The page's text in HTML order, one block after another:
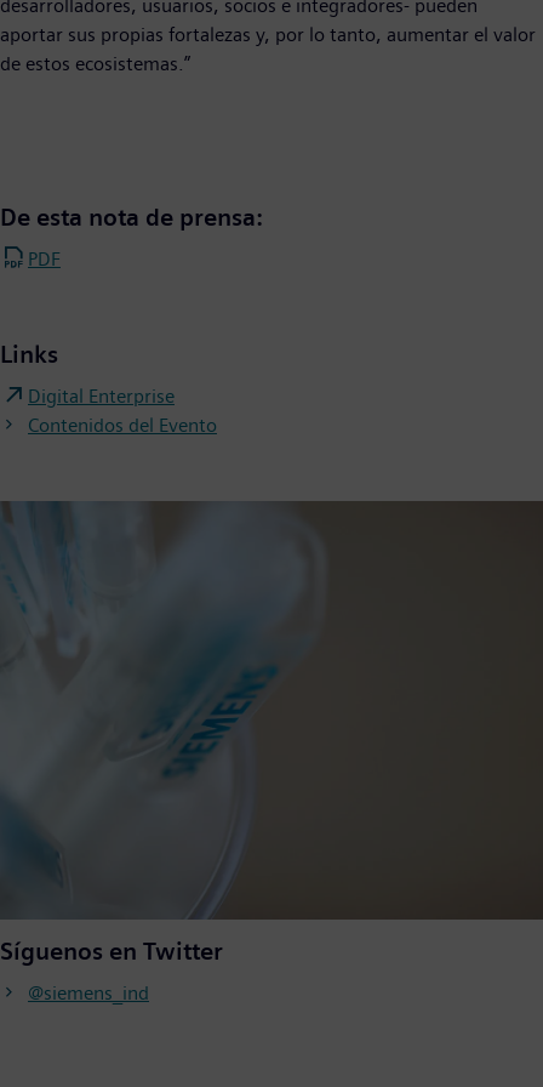
desarrolladores, usuarios, socios e integradores- pueden
aportar sus propias fortalezas y, por lo tanto, aumentar el valor
de estos ecosistemas.”
De esta nota de prensa:
PDF
Links
Digital Enterprise
Contenidos del Evento
Síguenos en Twitter
@siemens_ind